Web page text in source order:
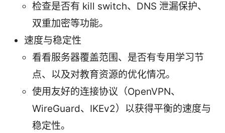
检查是否有 kill switch、DNS 泄漏保护、
双重加密等功能。
速度与稳定性
看看服务器覆盖范围、是否有专用学习节
点、以及对教育资源的优化情况。
使用友好的连接协议（OpenVPN、
WireGuard、IKEv2）以获得平衡的速度与
稳定性。